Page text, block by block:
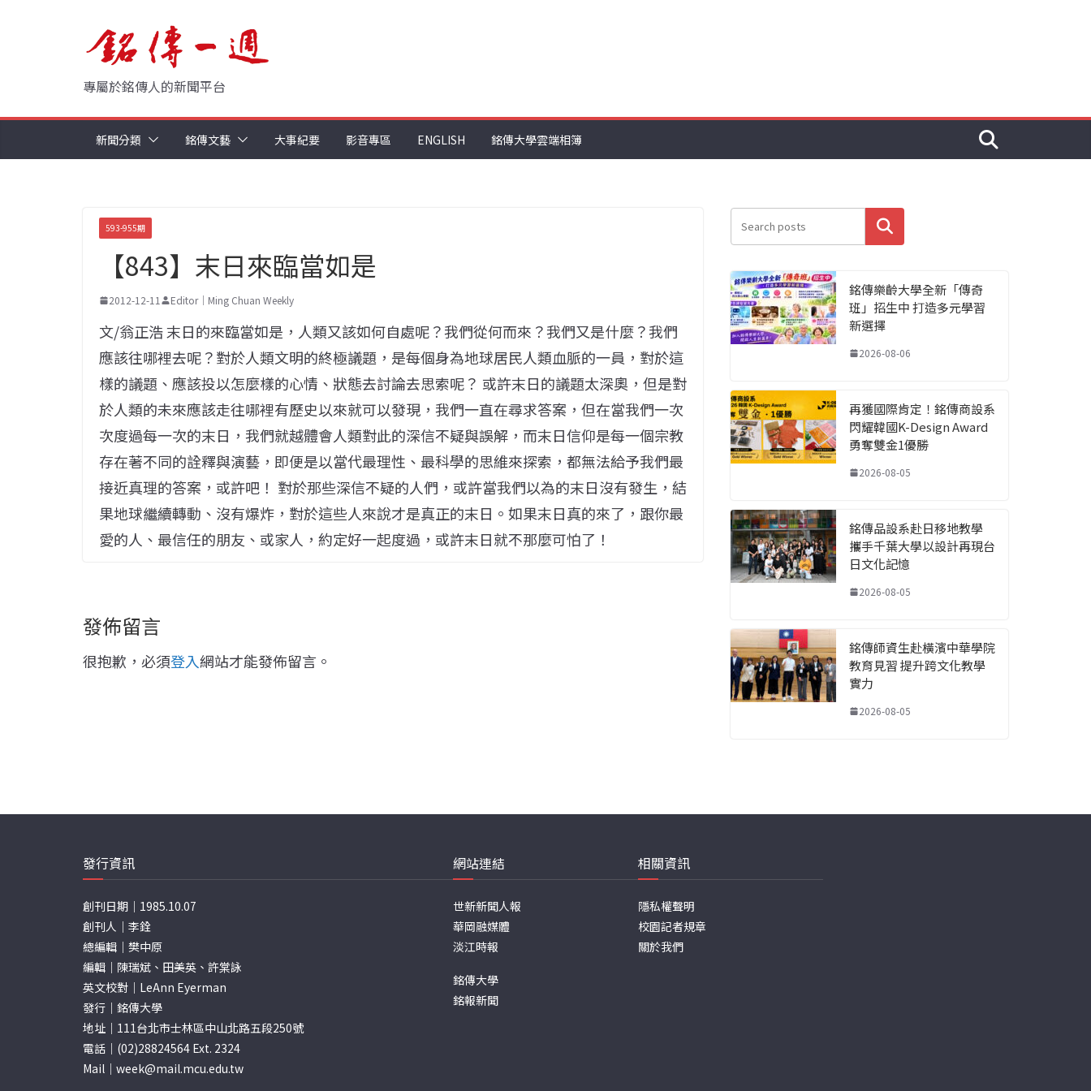
專屬於銘傳人的新聞平台
新聞分類 銘傳文藝 大事紀要 影音專區 ENGLISH 銘傳大學雲端相簿
593-955期
【843】末日來臨當如是
2012-12-11 Editor｜Ming Chuan Weekly
文/翁正浩 末日的來臨當如是，人類又該如何自處呢？我們從何而來？我們又是什麼？我們
應該往哪裡去呢？對於人類文明的終極議題，是每個身為地球居民人類血脈的一員，對於這
樣的議題、應該投以怎麼樣的心情、狀態去討論去思索呢？ 或許末日的議題太深奧，但是對
於人類的未來應該走往哪裡有歷史以來就可以發現，我們一直在尋求答案，但在當我們一次
次度過每一次的末日，我們就越體會人類對此的深信不疑與誤解，而末日信仰是每一個宗教
存在著不同的詮釋與演藝，即便是以當代最理性、最科學的思維來探索，都無法給予我們最
接近真理的答案，或許吧！ 對於那些深信不疑的人們，或許當我們以為的末日沒有發生，結
果地球繼續轉動、沒有爆炸，對於這些人來說才是真正的末日。如果末日真的來了，跟你最
愛的人、最信任的朋友、或家人，約定好一起度過，或許末日就不那麼可怕了！
發佈留言
很抱歉，必須登入網站才能發佈留言。
搜尋
銘傳樂齡大學全新「傳奇
班」招生中 打造多元學習
新選擇
2026-08-06
再獲國際肯定！銘傳商設系
閃耀韓國K-Design Award
勇奪雙金1優勝
2026-08-05
銘傳品設系赴日移地教學
攜手千葉大學以設計再現台
日文化記憶
2026-08-05
銘傳師資生赴橫濱中華學院
教育見習 提升跨文化教學
實力
2026-08-05
發行資訊
創刊日期｜1985.10.07
創刊人｜李銓
總編輯｜樊中原
編輯｜陳瑞斌、田美英、許棠詠
英文校對｜LeAnn Eyerman
發行｜銘傳大學
地址｜111台北市士林區中山北路五段250號
電話｜(02)28824564 Ext. 2324
Mail｜ week@mail.mcu.edu.tw
網站連結
世新新聞人報
華岡融媒體
淡江時報
銘傳大學
銘報新聞
相關資訊
隱私權聲明
校園記者規章
關於我們